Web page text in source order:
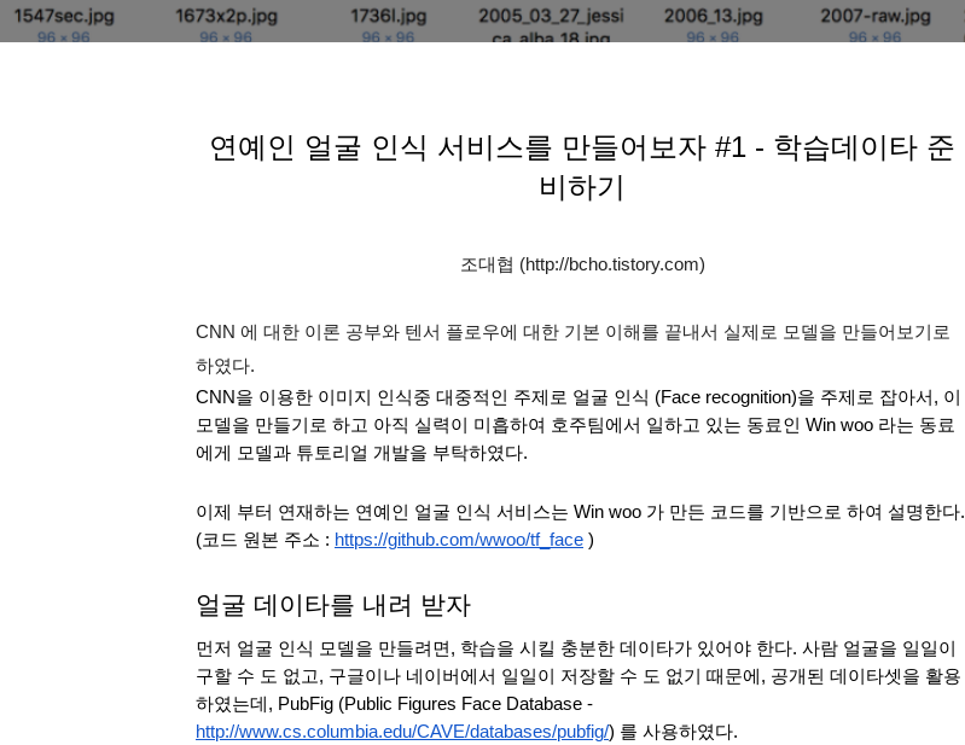
연예인 얼굴 인식 서비스를 만들어보자 #1 - 학습데이타 준
비하기
조대협 (http://bcho.tistory.com)
CNN 에 대한 이론 공부와 텐서 플로우에 대한 기본 이해를 끝내서 실제로 모델을 만들어보기로
하였다.
CNN을 이용한 이미지 인식중 대중적인 주제로 얼굴 인식 (Face recognition)을 주제로 잡아서, 이
모델을 만들기로 하고 아직 실력이 미흡하여 호주팀에서 일하고 있는 동료인 Win woo 라는 동료
에게 모델과 튜토리얼 개발을 부탁하였다.
이제 부터 연재하는 연예인 얼굴 인식 서비스는 Win woo 가 만든 코드를 기반으로 하여 설명한다.
(코드 원본 주소 : https://github.com/wwoo/tf_face )
얼굴 데이타를 내려 받자
먼저 얼굴 인식 모델을 만들려면, 학습을 시킬 충분한 데이타가 있어야 한다. 사람 얼굴을 일일이
구할 수 도 없고, 구글이나 네이버에서 일일이 저장할 수 도 없기 때문에, 공개된 데이타셋을 활용
하였는데, PubFig (Public Figures Face Database -
http://www.cs.columbia.edu/CAVE/databases/pubfig/) 를 사용하였다.